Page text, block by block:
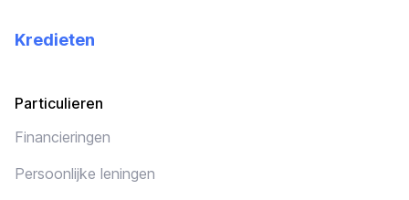
Kredieten
Particulieren
Financieringen
Persoonlijke leningen